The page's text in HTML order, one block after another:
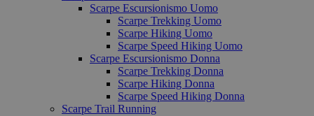
Scarpe Escursionismo Uomo
Scarpe Trekking Uomo
Scarpe Hiking Uomo
Scarpe Speed Hiking Uomo
Scarpe Escursionismo Donna
Scarpe Trekking Donna
Scarpe Hiking Donna
Scarpe Speed Hiking Donna
Scarpe Trail Running